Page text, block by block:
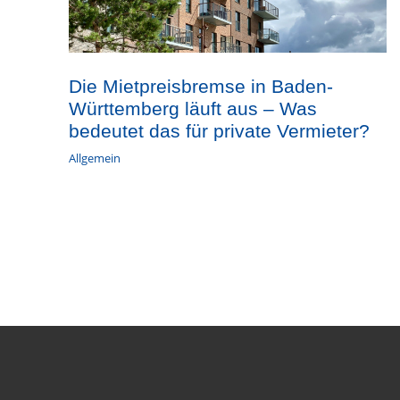
Die Mietpreisbremse in Baden-
Württemberg läuft aus – Was
bedeutet das für private Vermieter?
Allgemein